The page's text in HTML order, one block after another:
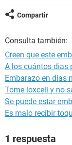
Compartir
Consulta también:
Creen que este
A los cuántos dias
Embarazo en días
Tome loxcell y no
Se puede estar
Es malo recibir
1 respuesta